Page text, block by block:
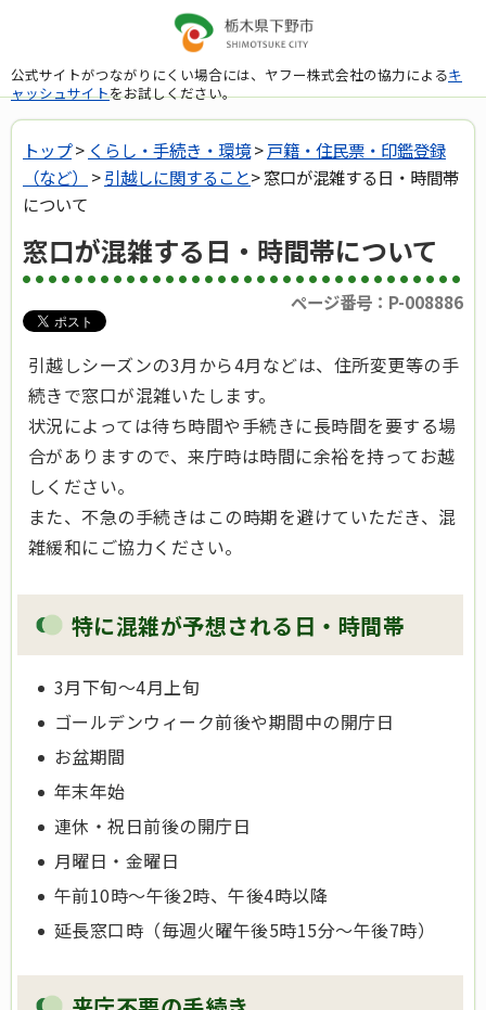
公式サイトがつながりにくい場合には、ヤフー株式会社の協力によるキ
ャッシュサイトをお試しください。
トップ> くらし・手続き・環境>戸籍・住民票・印鑑登録
（など）
>引越しに関すること> 窓口が混雑する日・時間帯
について
窓口が混雑する日・時間帯について
ページ番号：P-008886
引越しシーズンの3月から4月などは、住所変更等の手
続きで窓口が混雑いたします。
状況によっては待ち時間や手続きに長時間を要する場
合がありますので、来庁時は時間に余裕を持ってお越
しください。
また、不急の手続きはこの時期を避けていただき、混
雑緩和にご協力ください。
特に混雑が予想される日・時間帯
3月下旬～4月上旬
ゴールデンウィーク前後や期間中の開庁日
お盆期間
年末年始
連休・祝日前後の開庁日
月曜日・金曜日
午前10時～午後2時、午後4時以降
延長窓口時（毎週火曜午後5時15分～午後7時）